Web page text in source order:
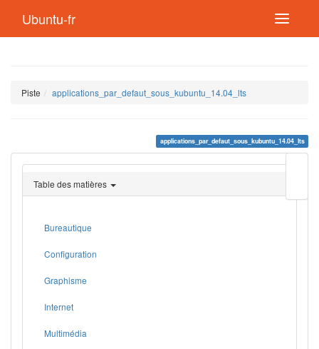
Ubuntu-fr
Piste applications_par_defaut_sous_kubuntu_14.04_lts
applications_par_defaut_sous_kubuntu_14.04_lts
page
Table des matières
Bureautique
Configuration
Graphisme
Internet
Multimédia